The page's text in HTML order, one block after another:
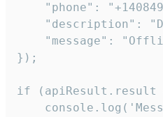
"phone":
"description":
"message":
});
if (apiResult.result